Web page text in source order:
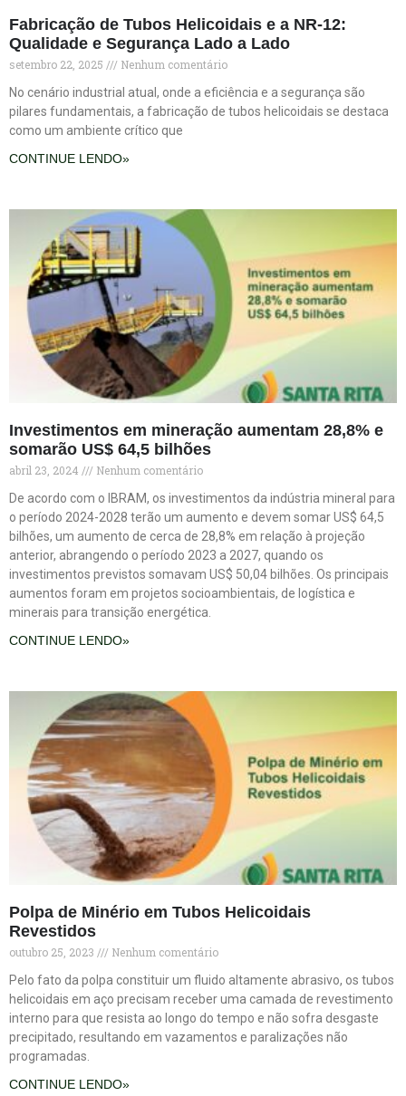
Fabricação de Tubos Helicoidais e a NR-12:
Qualidade e Segurança Lado a Lado
setembro 22, 2025
Nenhum comentário
No cenário industrial atual, onde a eficiência e a segurança são
pilares fundamentais, a fabricação de tubos helicoidais se destaca
como um ambiente crítico que
CONTINUE LENDO»
Investimentos em mineração aumentam 28,8% e
somarão US$ 64,5 bilhões
abril 23, 2024
Nenhum comentário
De acordo com o IBRAM, os investimentos da indústria mineral para
o período 2024-2028 terão um aumento e devem somar US$ 64,5
bilhões, um aumento de cerca de 28,8% em relação à projeção
anterior, abrangendo o período 2023 a 2027, quando os
investimentos previstos somavam US$ 50,04 bilhões. Os principais
aumentos foram em projetos socioambientais, de logística e
minerais para transição energética.
CONTINUE LENDO»
Polpa de Minério em Tubos Helicoidais
Revestidos
outubro 25, 2023
Nenhum comentário
Pelo fato da polpa constituir um fluido altamente abrasivo, os tubos
helicoidais em aço precisam receber uma camada de revestimento
interno para que resista ao longo do tempo e não sofra desgaste
precipitado, resultando em vazamentos e paralizações não
programadas.
CONTINUE LENDO»